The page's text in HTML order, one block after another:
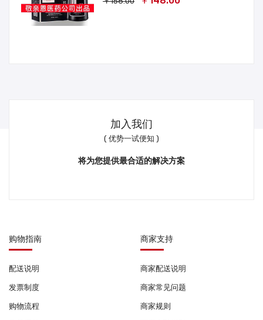
加入我们
( 优势一试便知 )
将为您提供最合适的解决方案
购物指南
配送说明
发票制度
购物流程
商家支持
商家配送说明
商家常见问题
商家规则